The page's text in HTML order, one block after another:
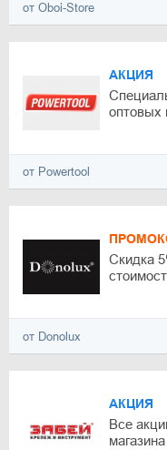
от Oboi-Store
АКЦИЯ
оптовых
от Powertool
Скидка
от Donolux
АКЦИЯ
Все